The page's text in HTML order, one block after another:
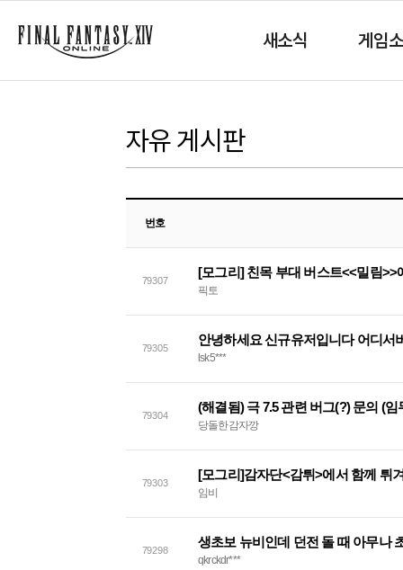
새소식 게임
자유 게시판
번호
79307
픽토
79305
안녕하세요 신규유저입니다 어디서
lsk5***
79304
당돌한감자깡
79303
[모그리]감자단<감튀>에서 함께 튀
임비
79298
생초보 뉴비인데 던전 돌 때 아무나
qkrckdr***